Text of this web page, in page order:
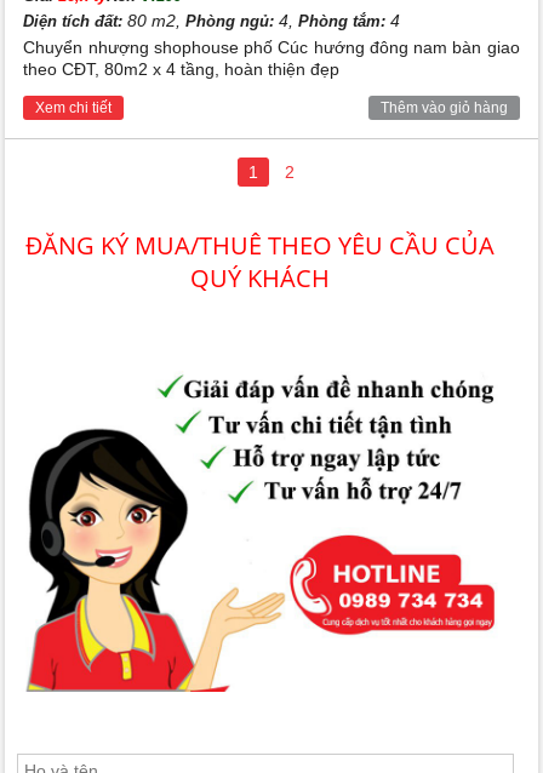
Diện tích đất: 80 m2,Phòng ngủ: 4,Phòng tắm: 4
Chuyển nhượng shophouse phố Cúc hướng đông nam bàn giao
theo CĐT, 80m2 x 4 tầng, hoàn thiện đẹp
Xem chi tiết Thêm vào giỏ hàng
1 2
ĐĂNG KÝ MUA/THUÊ THEO YÊU CẦU CỦA
QUÝ KHÁCH